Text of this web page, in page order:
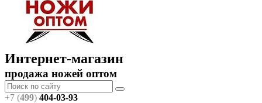
Интернет-магазин
продажа ножей оптом
+7 (499) 404-03-93